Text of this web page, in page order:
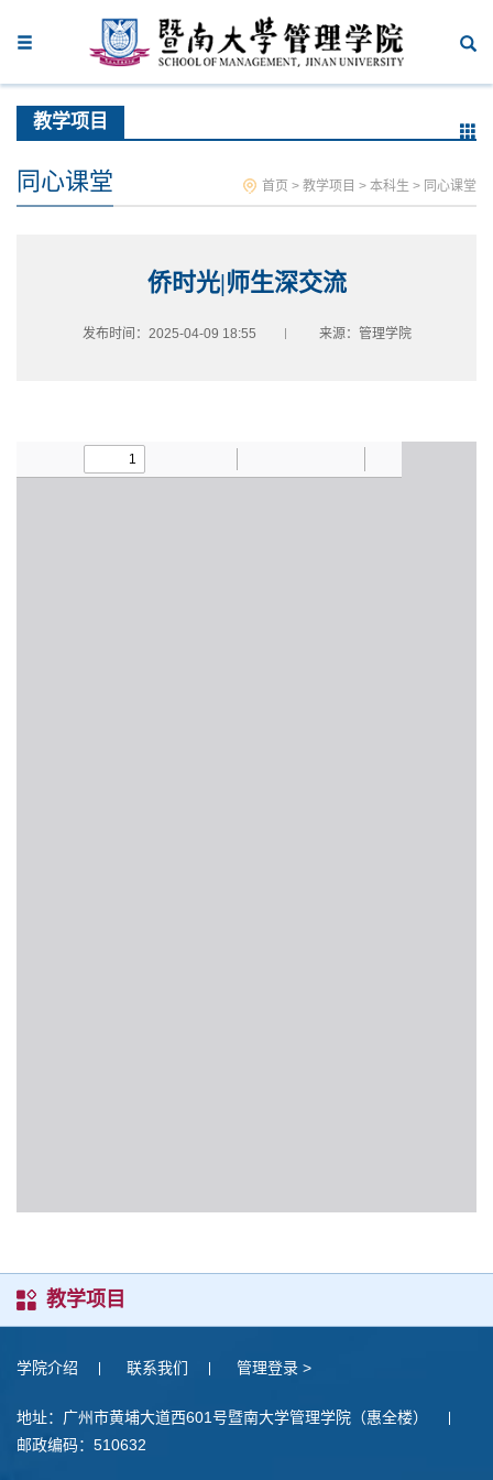
教学项目
同心课堂 首页 > 教学项目 > 本科生 > 同心课堂
侨时光|师生深交流
发布时间：2025-04-09 18:55 来源：管理学院
教学项目
学院介绍 联系我们 管理登录 >
地址：广州市黄埔大道西601号暨南大学管理学院（惠全楼）
邮政编码：510632